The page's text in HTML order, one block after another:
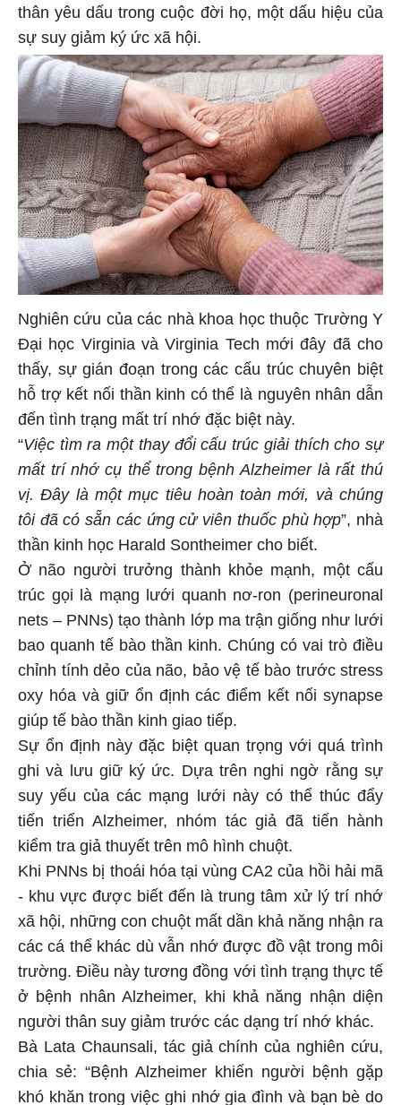
thân yêu dấu trong cuộc đời họ, một dấu hiệu của
sự suy giảm ký ức xã hội.
Nghiên cứu của các nhà khoa học thuộc Trường Y
Đại học Virginia và Virginia Tech mới đây đã cho
thấy, sự gián đoạn trong các cấu trúc chuyên biệt
hỗ trợ kết nối thần kinh có thể là nguyên nhân dẫn
đến tình trạng mất trí nhớ đặc biệt này.
“Việc tìm ra một thay đổi cấu trúc giải thích cho sự
mất trí nhớ cụ thể trong bệnh Alzheimer là rất thú
vị. Đây là một mục tiêu hoàn toàn mới, và chúng
tôi đã có sẵn các ứng cử viên thuốc phù hợp”, nhà
thần kinh học Harald Sontheimer cho biết.
Ở não người trưởng thành khỏe mạnh, một cấu
trúc gọi là mạng lưới quanh nơ-ron (perineuronal
nets – PNNs) tạo thành lớp ma trận giống như lưới
bao quanh tế bào thần kinh. Chúng có vai trò điều
chỉnh tính dẻo của não, bảo vệ tế bào trước stress
oxy hóa và giữ ổn định các điểm kết nối synapse
giúp tế bào thần kinh giao tiếp.
Sự ổn định này đặc biệt quan trọng với quá trình
ghi và lưu giữ ký ức. Dựa trên nghi ngờ rằng sự
suy yếu của các mạng lưới này có thể thúc đẩy
tiến triển Alzheimer, nhóm tác giả đã tiến hành
kiểm tra giả thuyết trên mô hình chuột.
Khi PNNs bị thoái hóa tại vùng CA2 của hồi hải mã
- khu vực được biết đến là trung tâm xử lý trí nhớ
xã hội, những con chuột mất dần khả năng nhận ra
các cá thể khác dù vẫn nhớ được đồ vật trong môi
trường. Điều này tương đồng với tình trạng thực tế
ở bệnh nhân Alzheimer, khi khả năng nhận diện
người thân suy giảm trước các dạng trí nhớ khác.
Bà Lata Chaunsali, tác giả chính của nghiên cứu,
chia sẻ: “Bệnh Alzheimer khiến người bệnh gặp
khó khăn trong việc ghi nhớ gia đình và bạn bè do